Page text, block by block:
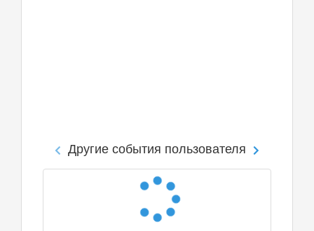
Другие события пользователя